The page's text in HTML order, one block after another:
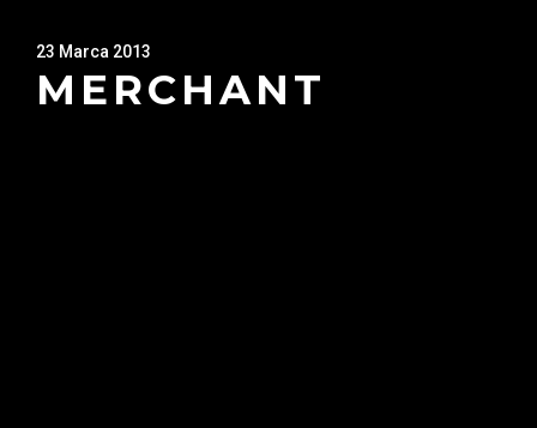
23 Marca 2013
MERCHANT